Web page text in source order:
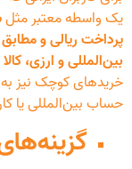
یک واسطه معتبر مثل
پرداخت ریالی و
بین‌المللی و ارزی،
خریدهای کوچک نیز به
حساب بین‌المللی یا